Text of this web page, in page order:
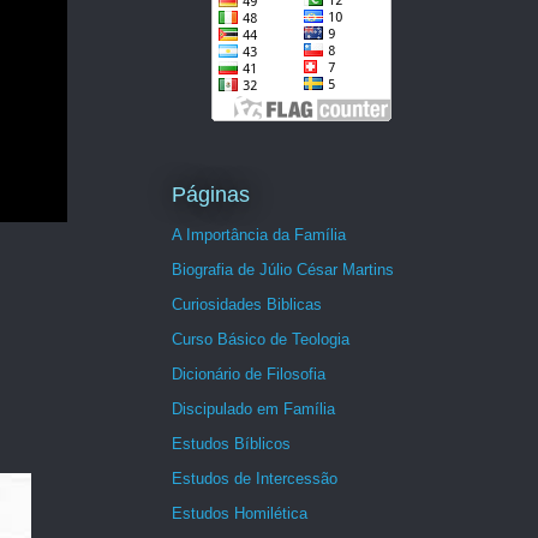
Páginas
A Importância da Família
Biografia de Júlio César Martins
Curiosidades Biblicas
Curso Básico de Teologia
Dicionário de Filosofia
Discipulado em Família
Estudos Bíblicos
Estudos de Intercessão
Estudos Homilética